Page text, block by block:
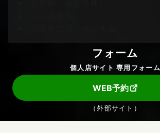
フォーム
個人店サイト 専用フォーム
WEB予約
（外部サイト）